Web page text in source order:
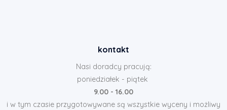
kontakt
Nasi doradcy pracują:
poniedziałek - piątek
9.00 - 16.00
i w tym czasie przygotowywane są wszystkie wyceny i możliwy